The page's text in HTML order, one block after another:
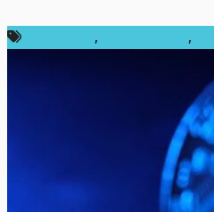
, ,